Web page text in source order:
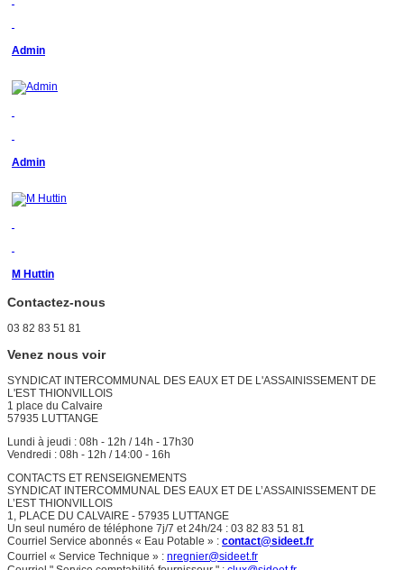
Admin
Admin
M Huttin
Contactez-nous
03 82 83 51 81
Venez nous voir
SYNDICAT INTERCOMMUNAL DES EAUX ET DE L'ASSAINISSEMENT DE
L'EST THIONVILLOIS
1 place du Calvaire
57935 LUTTANGE
Lundi à jeudi : 08h - 12h / 14h - 17h30
Vendredi : 08h - 12h / 14:00 - 16h
CONTACTS ET RENSEIGNEMENTS
SYNDICAT INTERCOMMUNAL DES EAUX ET DE L’ASSAINISSEMENT DE
L’EST THIONVILLOIS
1, PLACE DU CALVAIRE - 57935 LUTTANGE
Un seul numéro de téléphone 7j/7 et 24h/24 : 03 82 83 51 81
Courriel Service abonnés « Eau Potable » : contact@sideet.fr
Courriel « Service Technique » : nregnier@sideet.fr